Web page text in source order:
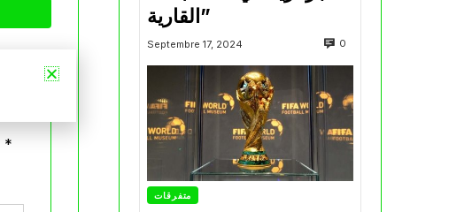
*
القارية”
Septembre 17, 2024 0
متفرقات